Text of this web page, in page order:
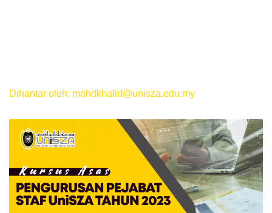
Dihantar oleh: mohdkhalid@unisza.edu.my